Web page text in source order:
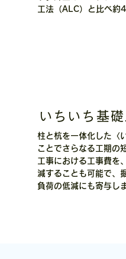
工法（ALC）と比べ約
いちいち基
柱と杭を一体化した〈
ことでさらなる工期の
工事における工事費を
減することも可能で、
負荷の低減にも寄与し